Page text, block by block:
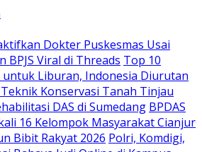
Dokter Puskesmas Usai
BPJS Viral di Threads Top 10
Liburan, Indonesia Diurutan
Konservasi Tanah Tinjau
DAS di Sumedang BPDAS
16 Kelompok Masyarakat Cianjur
Bibit Rakyat 2026 Polri, Komdigi,